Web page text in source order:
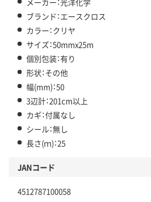
ブランド：エースクロス
カラー：クリヤ
サイズ：50mmx25m
個別包装：有り
形状：その他
幅(mm)：50
3辺計：201cm以上
カギ：付属なし
シール：無し
長さ(ｍ)：25
JANコード
4512787100058